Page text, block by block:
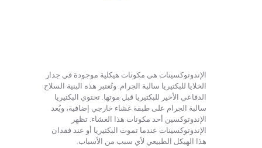
الإندوتوكسينات هي مكونات هيكلية موجودة في جدار
الخلايا للبكتيريا سالبة الجرام. وتُعتبر هذه البنية السلاح
الدفاعي الأخير للبكتيريا قبل موتها. تحتوي البكتيريا
سالبة الجرام على طبقة غشاء خارجي إضافية، ويُعد
الإندوتوكسين أحد مكونات هذا الغشاء. تظهر
الإندوتوكسينات عندما تموت البكتيريا أو عند فقدان
هذا الهيكل الطبيعي لأي سبب من الأسباب.